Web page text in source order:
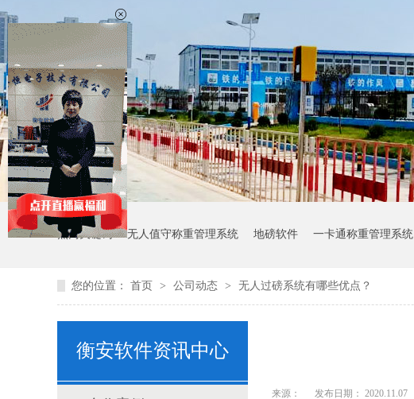
热门关键词：无人值守称重管理系统 地磅软件 一卡通称重管理系统
您的位置： 首页 > 公司动态 > 无人过磅系统有哪些优点？
来源： 发布日期： 2020.11.07
衡安软件资讯中心